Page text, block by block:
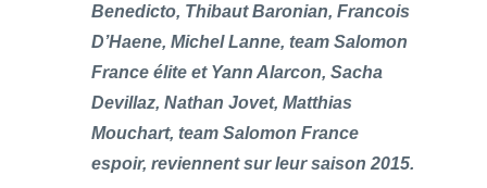
Benedicto, Thibaut Baronian, Francois
D’Haene, Michel Lanne, team Salomon
France élite et Yann Alarcon, Sacha
Devillaz, Nathan Jovet, Matthias
Mouchart, team Salomon France
espoir, reviennent sur leur saison 2015.